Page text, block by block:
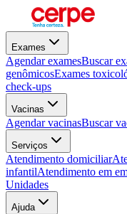
Exames
Agendar examesBuscar
genômicosExames
check-ups
Vacinas
Agendar vacinasBuscar
Serviços
Atendimento domiciliar
infantilAtendimento em
Unidades
Ajuda